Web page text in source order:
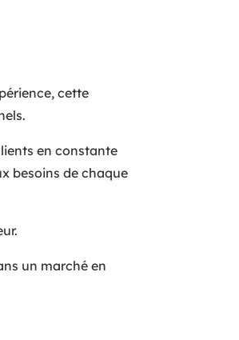
cette
en constante
besoins de chaque
un marché en